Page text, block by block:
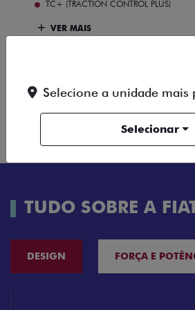
TC+ (TRACTION CONTROL PLUS)
VER MAIS
ENTRAR EM
CONTATO
TUDO SOBRE A
DESIGN FORÇA E
Selecione a unidade mais
Selecionar